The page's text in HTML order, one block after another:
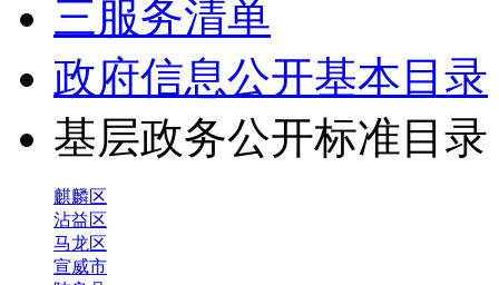
三服务清单
政府信息公开基本目录
基层政务公开标准目
麒麟区
沾益区
马龙区
宣威市